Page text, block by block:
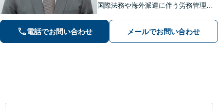
国際法務や海外派遣に伴う労務管理、
お任せください。法律のプロフェッシ
ョナルが、途を切り拓くお手伝いを致
電話でお問い合わせ メールでお問い合わせ